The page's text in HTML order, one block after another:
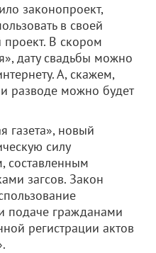
законопроект,
в своей
В скором
дату свадьбы можно
А, скажем,
разводе можно будет
газета», новый
силу
составленным
загсов. Закон
подаче гражданами
регистрации актов